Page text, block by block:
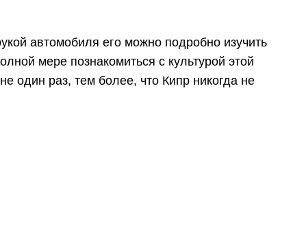
автомобиля его можно подробно изучить
мере познакомиться с культурой этой
один раз, тем более, что Кипр никогда не